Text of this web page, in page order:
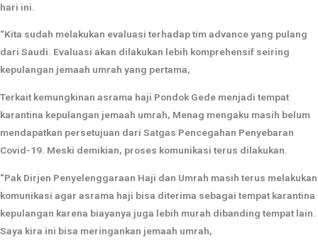
hari ini.
“Kita sudah melakukan evaluasi terhadap tim advance yang pulang
dari Saudi. Evaluasi akan dilakukan lebih komprehensif seiring
kepulangan jemaah umrah yang pertama,
Terkait kemungkinan asrama haji Pondok Gede menjadi tempat
karantina kepulangan jemaah umrah, Menag mengaku masih belum
mendapatkan persetujuan dari Satgas Pencegahan Penyebaran
Covid-19. Meski demikian, proses komunikasi terus dilakukan.
“Pak Dirjen Penyelenggaraan Haji dan Umrah masih terus melakukan
komunikasi agar asrama haji bisa diterima sebagai tempat karantina
kepulangan karena biayanya juga lebih murah dibanding tempat lain.
Saya kira ini bisa meringankan jemaah umrah,